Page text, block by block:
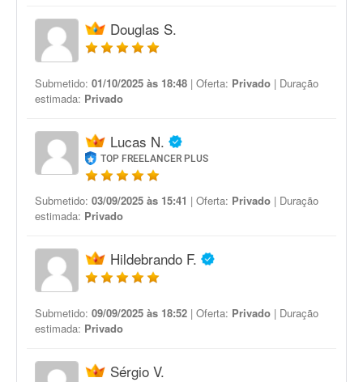
Douglas S.
Submetido: 01/10/2025 às 18:48 | Oferta: Privado | Duração
estimada: Privado
Lucas N.
TOP FREELANCER PLUS
Submetido: 03/09/2025 às 15:41 | Oferta: Privado | Duração
estimada: Privado
Hildebrando F.
Submetido: 09/09/2025 às 18:52 | Oferta: Privado | Duração
estimada: Privado
Sérgio V.